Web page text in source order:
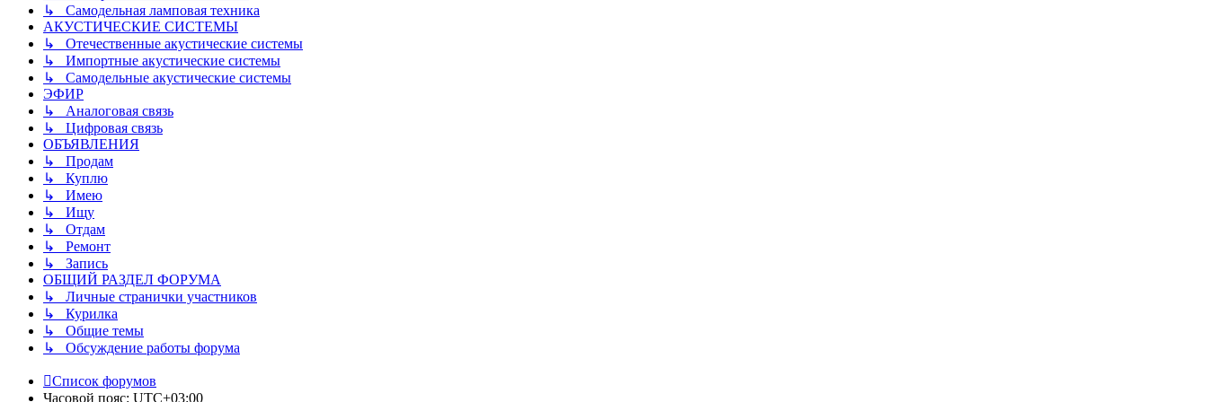
↳ Самодельная ламповая техника
АКУСТИЧЕСКИЕ СИСТЕМЫ
↳ Отечественные акустические системы
↳ Импортные акустические системы
↳ Самодельные акустические системы
ЭФИР
↳ Аналоговая связь
↳ Цифровая связь
ОБЪЯВЛЕНИЯ
↳ Продам
↳ Куплю
↳ Имею
↳ Ищу
↳ Отдам
↳ Ремонт
↳ Запись
ОБЩИЙ РАЗДЕЛ ФОРУМА
↳ Личные странички участников
↳ Курилка
↳ Общие темы
↳ Обсуждение работы форума
Список форумов
Часовой пояс: UTC+03:00